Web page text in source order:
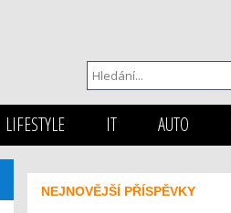
LIFESTYLE IT AUTO
NEJNOVĚJŠÍ PŘÍSPĚVKY